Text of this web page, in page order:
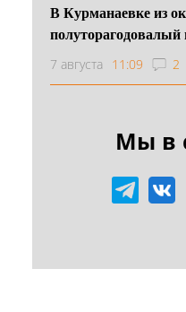
В Курманаевке из
7 августа 11:09 2
Мы в